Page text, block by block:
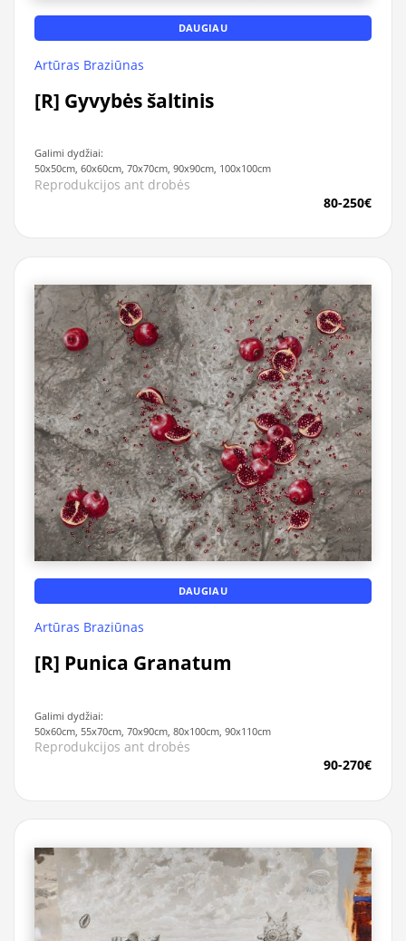
DAUGIAU
Artūras Braziūnas
[R] Gyvybės šaltinis
Galimi dydžiai:
50x50cm, 60x60cm, 70x70cm, 90x90cm, 100x100cm
Reprodukcijos ant drobės
80-250€
DAUGIAU
Artūras Braziūnas
[R] Punica Granatum
Galimi dydžiai:
50x60cm, 55x70cm, 70x90cm, 80x100cm, 90x110cm
Reprodukcijos ant drobės
90-270€